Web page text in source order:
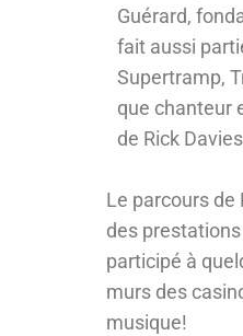
Guérard,
fait aussi
Supertramp,
que chanteur
de Rick
Le parcours
des
participé à
murs des
musique!